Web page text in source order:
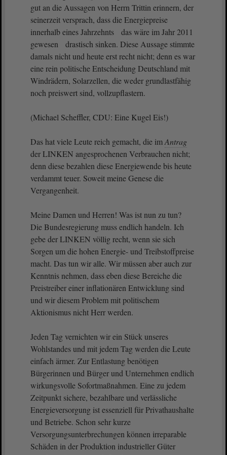
gut an die Aussagen von Herrn Trittin erinnern, der
seinerzeit versprach, dass die Energiepreise
innerhalb eines Jahrzehnts das wäre im Jahr 2011
gewesen drastisch sinken. Diese Aussage stimmte
damals nicht und heute erst recht nicht; denn es war
eine rein politische Entscheidung Deutschland mit
Windrädern, Solarzellen, die weder grundlastfähig
noch preiswert sind, vollzupflastern.
(Michael Scheffler, CDU: Eine Kugel Eis!)
Das hat viele Leute reich gemacht, die imAntrag
der LINKEN angesprochenen Verbrauchen nicht;
denn diese bezahlen diese Energiewende bis heute
verdammt teuer. Soweit meine Genese die
Vergangenheit.
Meine Damen und Herren! Was ist nun zu tun?
Die Bundesregierung muss endlich handeln. Ich
gebe der LINKEN völlig recht, wenn sie sich
Sorgen um die hohen Energie- und Treibstoffpreise
macht. Das tun wir alle. Wir müssen aber auch zur
Kenntnis nehmen, dass eben diese Bereiche die
Preistreiber einer inflationären Entwicklung sind
und wir diesem Problem mit politischem
Aktionismus nicht Herr werden.
Jeden Tag vernichten wir ein Stück unseres
Wohlstandes und mit jedem Tag werden die Leute
einfach ärmer. Zur Entlastung benötigen
Bürgerinnen und Bürger und Unternehmen endlich
wirkungsvolle Sofortmaßnahmen. Eine zu jedem
Zeitpunkt sichere, bezahlbare und verlässliche
Energieversorgung ist essenziell für Privathaushalte
und Betriebe. Schon sehr kurze
Versorgungsunterbrechungen können irreparable
Schäden in der Produktion industrieller Güter